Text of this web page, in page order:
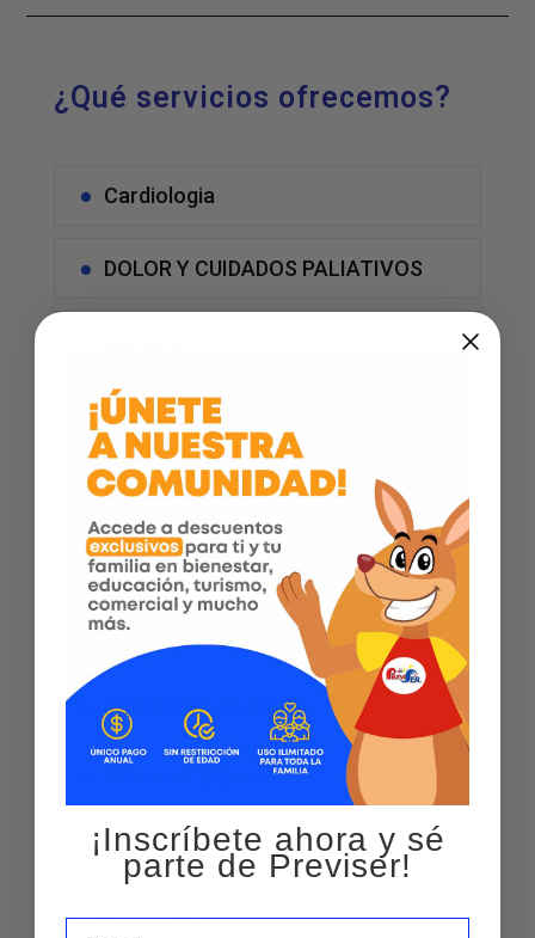
¿Qué servicios ofrecemos?
Cardiologia
DOLOR Y CUIDADOS PALIATIVOS
Medicina Familiar
fisiatría
Medicina general
NEUROLOGIA PEDIATRICA
NEUROPSICOLOGIA
Nutricion y dietetica
Psicologia
Psiquiatria
¡Inscríbete ahora y sé
parte de Previser!